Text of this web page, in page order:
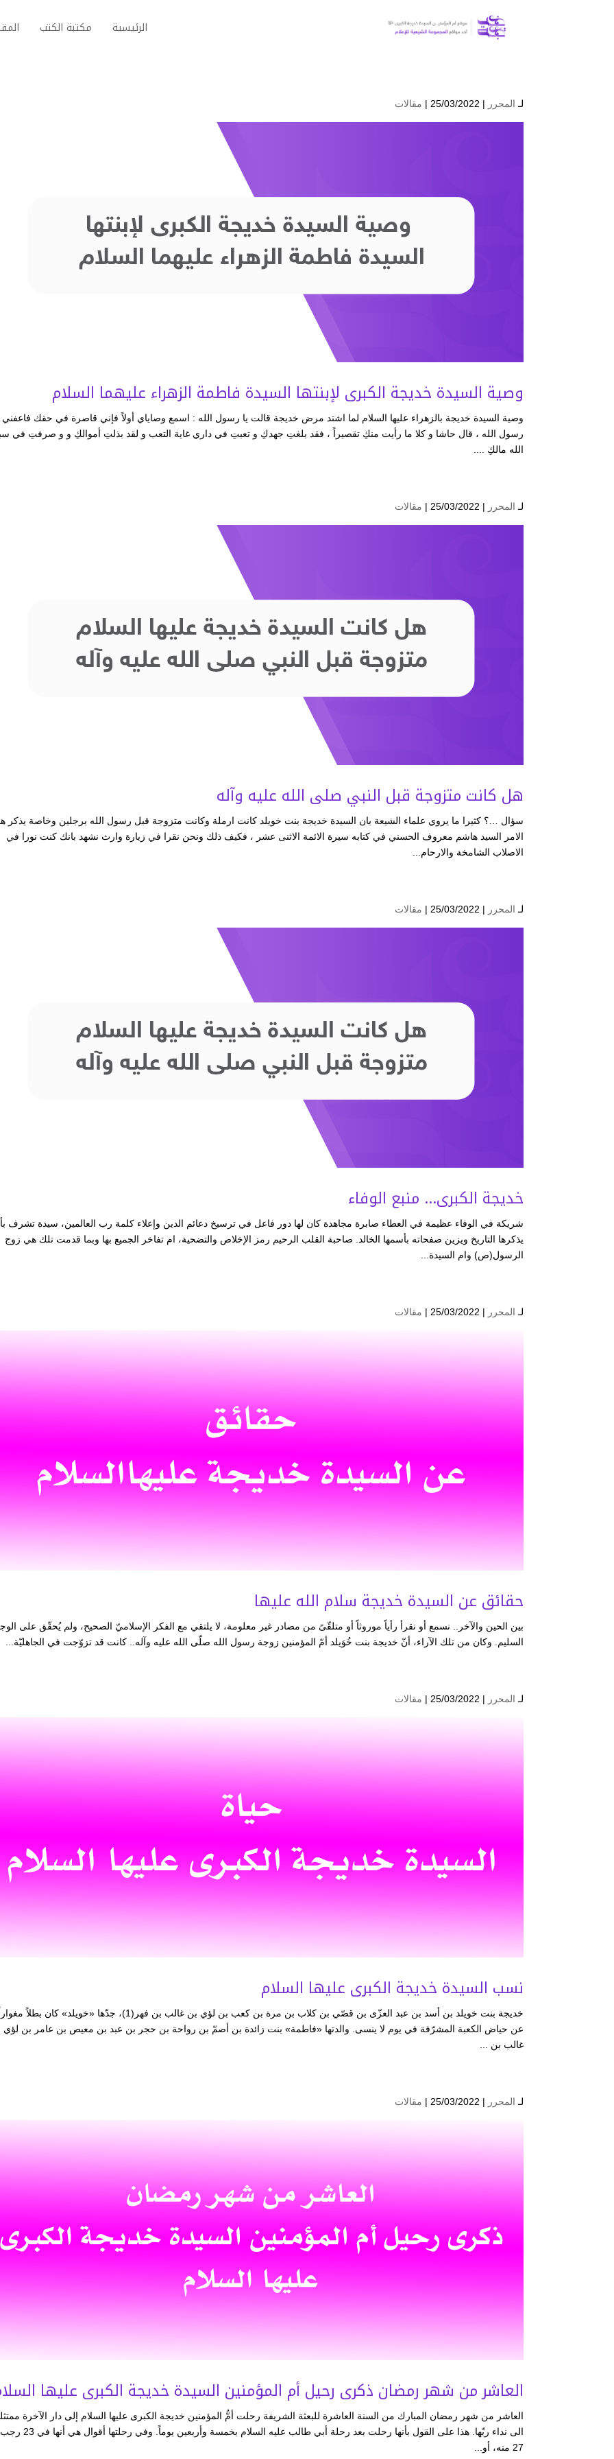
الرئيسية مكتبة الكتب
لـ المحرر | 25/03/2022 | مقالات
وصية السيدة خديجة الكبرى لإبنتها السيدة فاطمة الزهراء عليهما السلام
وصية السيدة خديجة بالزهراء عليها السلام لما اشتد مرض خديجة قالت يا رسول الله : اسمع وصاياي أولاً فإني قاصرة في حقك فاعفني
رسول الله ، قال حاشا و كلا ما رأيت منكِ تقصيراً ، فقد بلغتِ جهدكِ و تعبتِ في داري غاية التعب و لقد بذلتِ أموالكِ و و صرفتِ في
الله مالكِ ....
لـ المحرر | 25/03/2022 | مقالات
هل كانت متزوجة قبل النبي صلى الله عليه وآله
سؤال …؟ كثيرا ما يروي علماء الشيعة بان السيدة خديجة بنت خويلد كانت ارملة وكانت متزوجة قبل رسول الله برجلين وخاصة يذكر
الامر السيد هاشم معروف الحسني‎ في كتابه سيرة الائمة الاثنى عشر ، فكيف ذلك ونحن نقرا في زيارة وارث نشهد بانك كنت نورا في
الاصلاب الشامخة والارحام...
لـ المحرر | 25/03/2022 | مقالات
خديجة الكبرى… منبع الوفاء
شريكة في الوفاء عظيمة في العطاء صابرة مجاهدة كان لها دور فاعل في ترسيخ دعائم الدين وإعلاء كلمة رب العالمين، سيدة تشرف
يذكرها التاريخ ويزين صفحاته بأسمها الخالد. صاحبة القلب الرحيم رمز الإخلاص والتضحية، ام تفاخر الجميع بها وبما قدمت تلك هي زوج
الرسول(ص) وام السيدة...
لـ المحرر | 25/03/2022 | مقالات
حقائق عن السيدة خديجة سلام الله عليها
بين الحين والآخر.. نسمع أو نقرأ رأياً موروثاً أو متلقّىً من مصادر غير معلومة، لا يلتقي مع الفكر الإسلاميّ الصحيح، ولم يُحقّق على
السليم. وكان من تلك الآراء، أنّ خديجة بنت خُوَيلد أمّ المؤمنين زوجة رسول الله صلّى الله عليه وآله.. كانت قد تزوّجت في الجاهليّة...
لـ المحرر | 25/03/2022 | مقالات
نسب السيدة خديجة الكبرى عليها السلام
خديجة بنت خويلد بن أسد بن عبد العزّى بن قصّي بن كلاب بن مرة بن كعب بن لؤي بن غالب بن فهر(1)، جدّها «خويلد»
عن حياض الكعبة المشرّفة في يوم لا ينسى. والدتها «فاطمة» بنت زائدة بن أصمّ بن رواحة بن حجر بن عبد بن معيص بن عامر بن لؤي
غالب بن ...
لـ المحرر | 25/03/2022 | مقالات
العاشر من شهر رمضان ذكرى رحيل أم المؤمنين السيدة خديجة الكبرى عليها
العاشر من شهر رمضان المبارك من السنة العاشرة للبعثة الشريفة رحلت أمُّ المؤمنين خديجة الكبرى عليها السلام إلى دار الآخرة
الى نداء ربّها. هذا على القول بأنها رحلت بعد رحلة أبي طالب عليه
27 منه، أو...